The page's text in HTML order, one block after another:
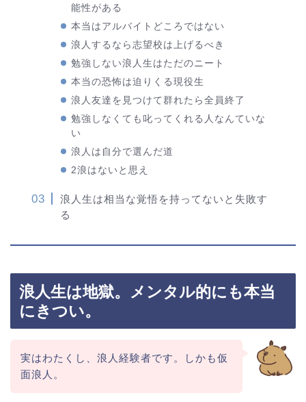
能性がある
本当はアルバイトどころではない
浪人するなら志望校は上げるべき
勉強しない浪人生はただのニート
本当の恐怖は迫りくる現役生
浪人友達を見つけて群れたら全員終了
勉強しなくても叱ってくれる人なんていな
い
浪人は自分で選んだ道
2浪はないと思え
浪人生は相当な覚悟を持ってないと失敗す
る
浪人生は地獄。メンタル的にも本当
にきつい。
実はわたくし、浪人経験者です。しかも仮
面浪人。